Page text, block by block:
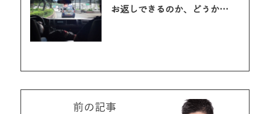
お返しできるのか、どうか…
前の記事